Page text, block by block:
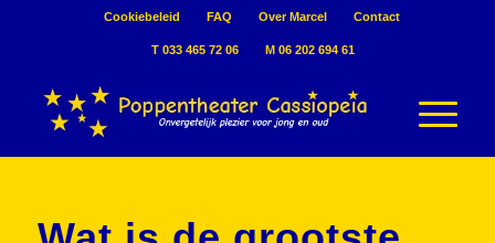
Cookiebeleid FAQ Over Marcel Contact
T 033 465 72 06 M 06 202 694 61